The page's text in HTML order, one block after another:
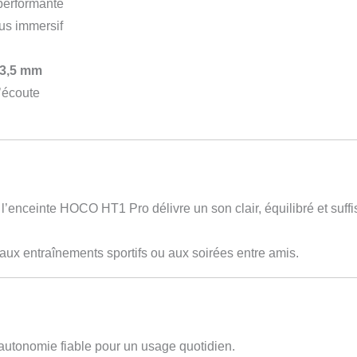
immersif
mm
HOCO HT1 Pro délivre un son clair, équilibré et
entraînements sportifs ou aux soirées entre amis.
fiable pour un usage quotidien.